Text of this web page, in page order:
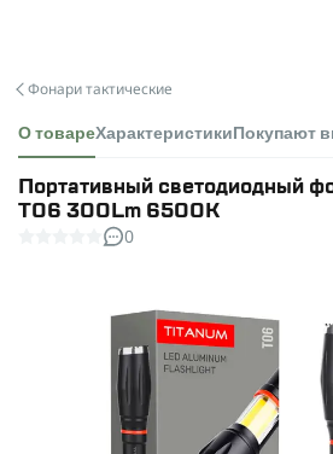
Фонари тактические
О товареХарактеристики Покупают
Портативный светодиодный
T06 300Lm 6500K
0